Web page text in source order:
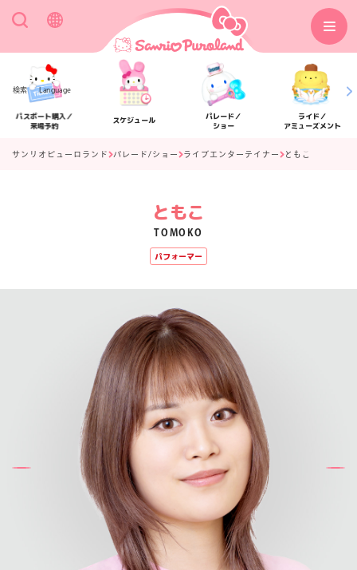
検索 Language
パスポート購入／
来場予約
スケジュール
パレード／
ショー
ライド／
アミューズメント
サービスガイド
よくあるご質問 ニュース
サンリオピューロランド パレード/ショー ライブエンターテイナー ともこ
ともこ
TOMOKO
パフォーマー